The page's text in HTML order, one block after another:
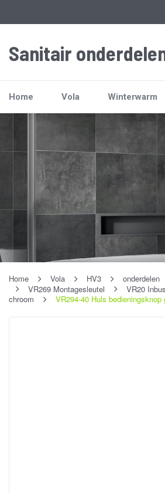
Sanitair
Home Vola Winterwarm
Home Vola HV3 onderdelen
VR269 Montagesleutel
VR20
chroom
VR294-40 Huls bedieningsknop